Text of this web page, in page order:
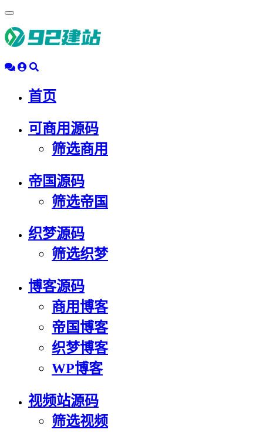
动
导
首页
可商用源码
筛选商用
帝国源码
筛选帝国
织梦源码
筛选织梦
博客源码
商用博客
帝国博客
织梦博客
WP博客
视频站源码
筛选视频